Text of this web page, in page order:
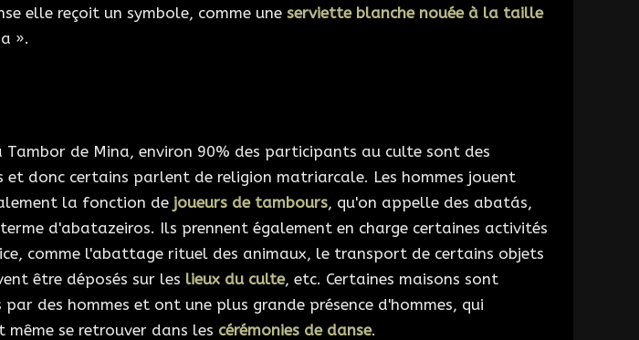
elle reçoit un symbole, comme une serviette blanche nouée à la taille
».
Tambor de Mina, environ 90% des participants au culte sont des
et donc certains parlent de religion matriarcale. Les hommes jouent
la fonction de joueurs de tambours, qu'on appelle des abatás,
d'abatazeiros. Ils prennent également en charge certaines activités
comme l'abattage rituel des animaux, le transport de certains objets
être déposés sur les lieux du culte, etc. Certaines maisons sont
par des hommes et ont une plus grande présence d'hommes, qui
même se retrouver dans les cérémonies de danse.